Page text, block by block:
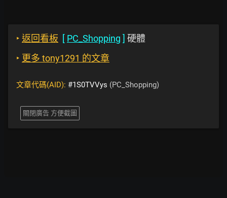
‣ 返回看板 [ PC_Shopping ] 硬體
‣ 更多 tony1291 的文章
文章代碼(AID): #1S0TVVys (PC_Shopping)
關閉廣告 方便截圖